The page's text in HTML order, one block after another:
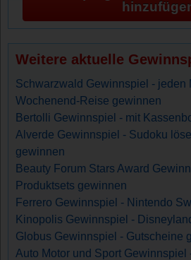
Weitere aktuelle
Schwarzwald Gewinnspiel - jeden
Wochenend-Reise gewinnen
Bertolli Gewinnspiel - mit
Alverde Gewinnspiel - Sudoku
gewinnen
Beauty Forum Stars Award
Produktsets gewinnen
Ferrero Gewinnspiel - Nintendo
Kinopolis Gewinnspiel -
Globus Gewinnspiel - Gutscheine
Auto Motor und Sport Gewinnspiel